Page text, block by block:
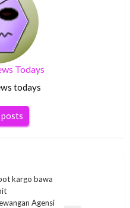
Todays
todays
posts
kargo bawa
Agensi